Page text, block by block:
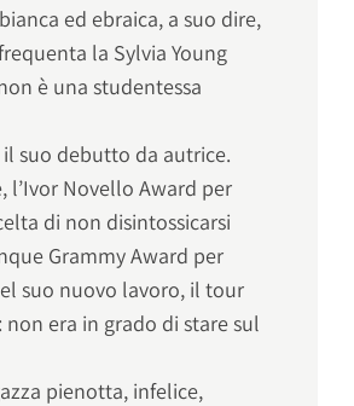
ed ebraica, a suo dire,
la Sylvia Young
è una studentessa
suo debutto da autrice.
l’Ivor Novello Award per
di non disintossicarsi
Grammy Award per
suo nuovo lavoro, il tour
era in grado di stare sul
pienotta, infelice,